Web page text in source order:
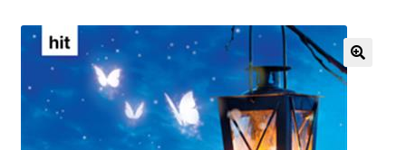
O nama
Otkup
Privatnost podataka